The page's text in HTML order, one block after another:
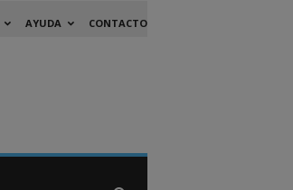
AYUDA CONTACTO